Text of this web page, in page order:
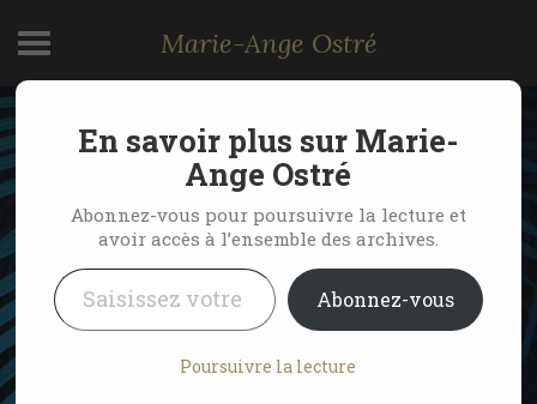
Marie-Ange Ostré
Belle Mare Plage, l’esprit
culinaire de Bruno Le
Gac
En savoir plus sur Marie-
Ange Ostré
Abonnez-vous pour poursuivre la lecture et
avoir accès à l’ensemble des archives.
Saisissez votre adresse e-mail…
Abonnez-vous
Poursuivre la lecture